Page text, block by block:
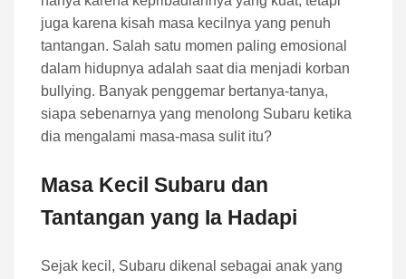
juga karena kisah masa kecilnya yang penuh
tantangan. Salah satu momen paling emosional
dalam hidupnya adalah saat dia menjadi korban
bullying. Banyak penggemar bertanya-tanya,
siapa sebenarnya yang menolong Subaru ketika
dia mengalami masa-masa sulit itu?
Masa Kecil Subaru dan
Tantangan yang Ia Hadapi
Sejak kecil, Subaru dikenal sebagai anak yang